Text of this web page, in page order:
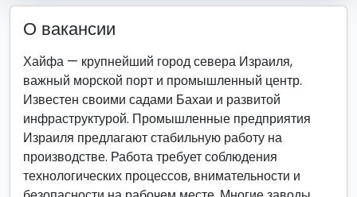
О вакансии
Хайфа — крупнейший город севера Израиля,
важный морской порт и промышленный центр.
Известен своими садами Бахаи и развитой
инфраструктурой. Промышленные предприятия
Израиля предлагают стабильную работу на
производстве. Работа требует соблюдения
технологических процессов, внимательности и